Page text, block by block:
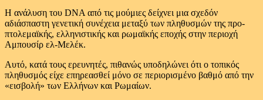
Η ανάλυση του DNA από τις μούμιες δείχνει μια σχεδόν
αδιάσπαστη γενετική συνέχεια μεταξύ των πληθυσμών της προ-
πτολεμαϊκής, ελληνιστικής και ρωμαϊκής εποχής στην περιοχή
Αμπουσίρ ελ-Μελέκ.
Αυτό, κατά τους ερευνητές, πιθανώς υποδηλώνει ότι ο τοπικός
πληθυσμός είχε επηρεασθεί μόνο σε περιορισμένο βαθμό από την
«εισβολή» των Ελλήνων και Ρωμαίων.